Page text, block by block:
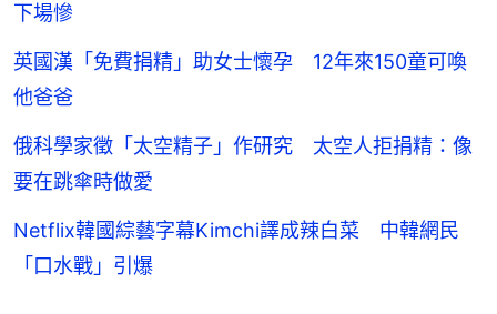
下場慘
英國漢「免費捐精」助女士懷孕 12年來150童可喚
他爸爸
俄科學家徵「太空精子」作研究 太空人拒捐精：像
要在跳傘時做愛
Netflix韓國綜藝字幕Kimchi譯成辣白菜 中韓網民
「口水戰」引爆